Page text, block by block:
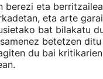
berezi eta
eta arte
bat bilakatu
betetzen
du bai